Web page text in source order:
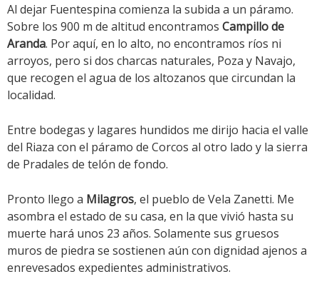
Al dejar Fuentespina comienza la subida a un páramo.
Sobre los 900 m de altitud encontramos Campillo de
Aranda. Por aquí, en lo alto, no encontramos ríos ni
arroyos, pero si dos charcas naturales, Poza y Navajo,
que recogen el agua de los altozanos que circundan la
localidad.
Entre bodegas y lagares hundidos me dirijo hacia el valle
del Riaza con el páramo de Corcos al otro lado y la sierra
de Pradales de telón de fondo.
Pronto llego a Milagros, el pueblo de Vela Zanetti. Me
asombra el estado de su casa, en la que vivió hasta su
muerte hará unos 23 años. Solamente sus gruesos
muros de piedra se sostienen aún con dignidad ajenos a
enrevesados expedientes administrativos.